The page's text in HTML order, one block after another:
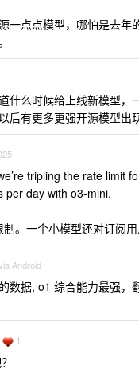
一点点模型，哪怕是去
什么时候给上线新模型，
后有更多更强开源模型出
tripling the rate limit
per day with o3-mini.
。一个小模型还对订阅
Android
数据, o1 综合能力最强
1